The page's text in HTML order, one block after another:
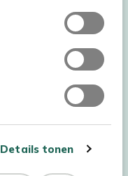
Details tonen